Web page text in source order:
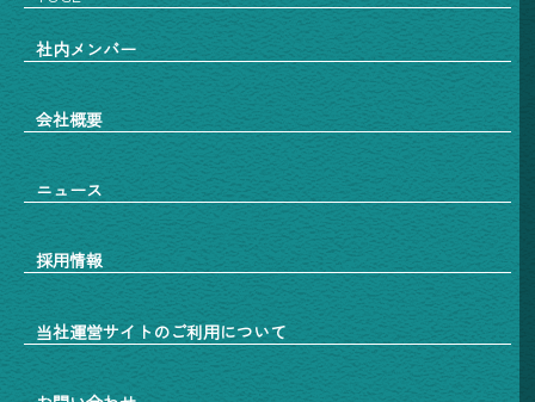
社内メンバー
会社概要
ニュース
採用情報
当社運営サイトのご利用について